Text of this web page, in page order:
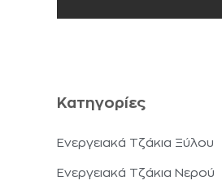
Κατηγορίες
Ενεργειακά Τζάκια Ξύλου
Ενεργειακά Τζάκια Νερού